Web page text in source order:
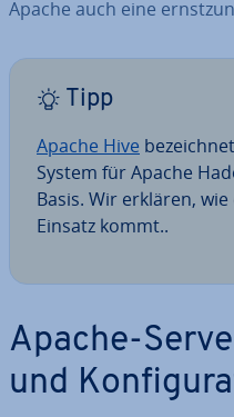
Apache auch eine
Tipp
Apache Hive
System für Apache
Basis. Wir erklären,
Einsatz kommt..
Apache-
und